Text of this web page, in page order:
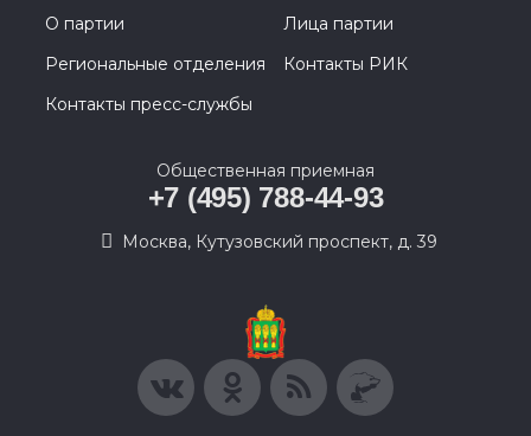
О партии
Лица партии
Региональные отделения
Контакты РИК
Контакты пресс-службы
Общественная приемная
+7 (495) 788-44-93
Москва, Кутузовский проспект, д. 39